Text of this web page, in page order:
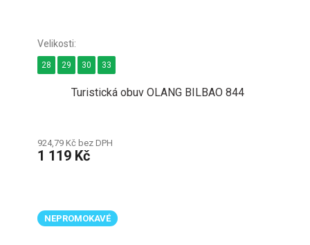
Turistická obuv OLANG BILBAO 844
924,79 Kč bez DPH
1 119 Kč
28 29 30 33
NEPROMOKAVÉ